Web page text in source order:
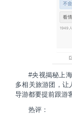
#央视揭秘上
多相关旅游团，让
导游都要提前跟游
热评：